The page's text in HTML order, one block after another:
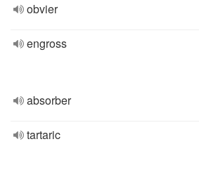
obvier
engross
absorber
tartaric